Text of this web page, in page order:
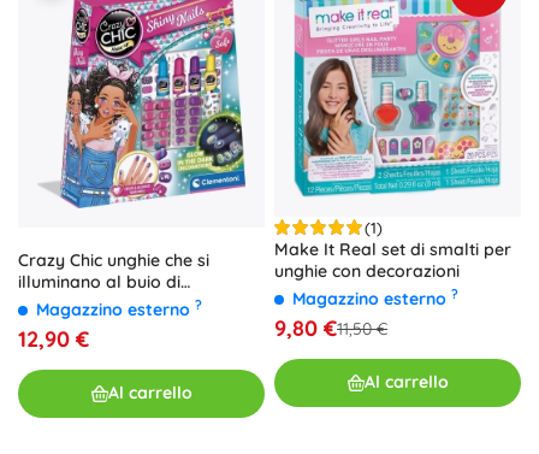
Crazy Chic unghie che si
illuminano al buio di
CLEMENTONI
Magazzino esterno ?
12,90 €
Al carrello
(1)
Make It Real set di smalti per
unghie con decorazioni
Magazzino esterno ?
9,80 €11,50 €
Al carrello